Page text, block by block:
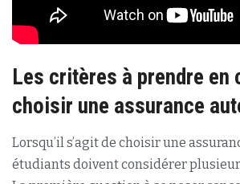
Les critères à prendre en
choisir une assurance
Lorsqu’il s’agit de choisir une
étudiants doivent considérer